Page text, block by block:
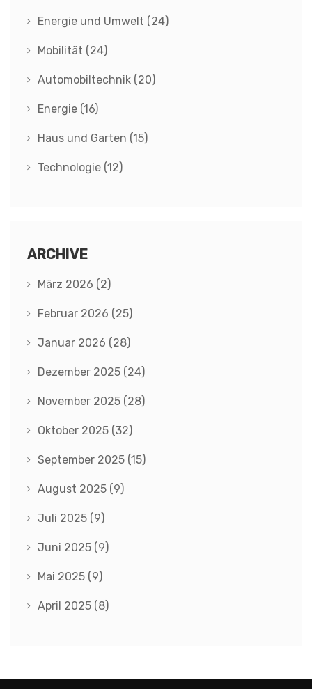
Energie und Umwelt (24)
Mobilität (24)
Automobiltechnik (20)
Energie (16)
Haus und Garten (15)
Technologie (12)
ARCHIVE
März 2026 (2)
Februar 2026 (25)
Januar 2026 (28)
Dezember 2025 (24)
November 2025 (28)
Oktober 2025 (32)
September 2025 (15)
August 2025 (9)
Juli 2025 (9)
Juni 2025 (9)
Mai 2025 (9)
April 2025 (8)